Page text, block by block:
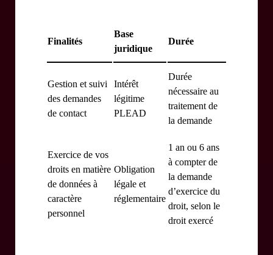
Finalités
Base
juridique
Durée
Gestion et suivi
des demandes
de contact
Intérêt
légitime
PLEAD
Durée
nécessaire au
traitement de
la demande
Exercice de vos
droits en matière
de données à
caractère
personnel
Obligation
légale et
réglementaire
1 an ou 6 ans
à compter de
la demande
d’exercice du
droit, selon le
droit exercé